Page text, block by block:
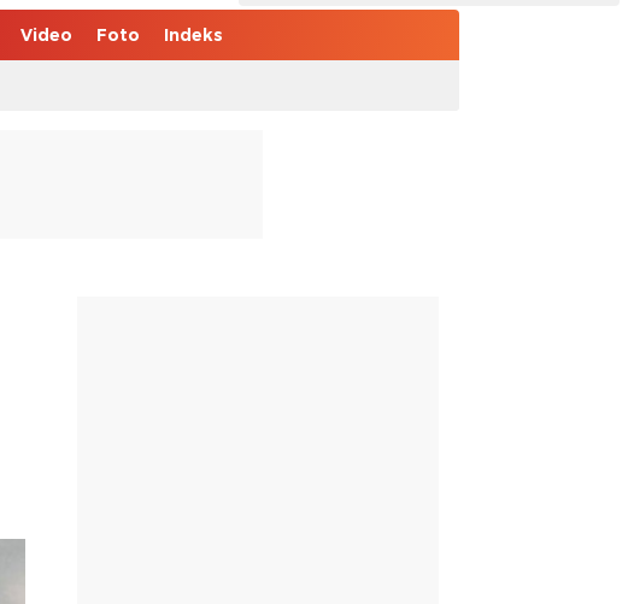
Video Foto Indeks